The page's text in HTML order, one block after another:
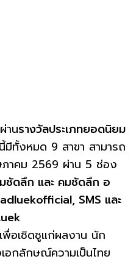
านรางวัลประเภทยอดนิยม
มีทั้งหมด 9 สาขา สามารถ
าคม 2569 ผ่าน 5 ช่อง
ชัดลึก และ คมชัดลึก อ
SMS และ
อเชิดชูแก่ผลงาน นัก
กลักษณ์ความเป็นไทย